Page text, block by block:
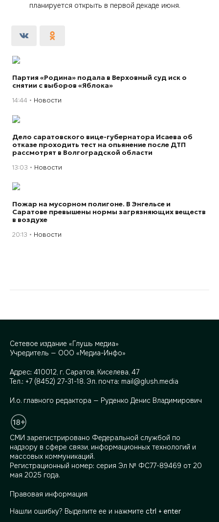
планируется открыть в первой декаде июня.
Партия «Родина» подала в Верховный суд иск о
снятии с выборов «Яблока»
14:44 Новости
Дело саратовского вице-губернатора Исаева об
отказе проходить тест на опьянение после ДТП
рассмотрят в Волгоградской области
13:03 Новости
Пожар на мусорном полигоне. В Энгельсе и
Саратове превышены нормы загрязняющих веществ
в воздухе
20:13 Новости
Сетевое издание «Глушь медиа»
Учредитель — ООО «Медиа-Инфо»
Адрес: 410012, г. Саратов, Киселева, 47
Тел.: +7 (8452) 27-31-18. Эл. почта: mail@glush.media
И.о. главного редактора — Руденко Денис Владимирович
СМИ зарегистрировано Федеральной службой по
надзору в сфере связи, информационных технологий и
массовых коммуникаций.
Регистрационный номер: серия Эл № ФС77-89469 от 20
мая 2025 года.
Правовая информация
Нашли ошибку? Выделите ее и нажмите ctrl + enter